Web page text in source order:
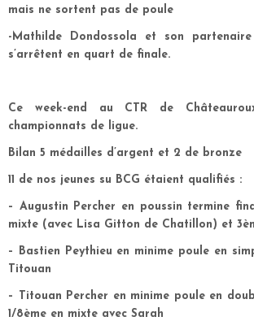
mais ne sortent pas de poule
-Mathilde Dondossola et son partenaire
s’arrêtent en quart de finale.
Ce week-end au CTR de
championnats de ligue.
Bilan 5 médailles d’argent et 2 de bronze
11 de nos jeunes su BCG étaient qualifiés :
– Augustin Percher en poussin termine
mixte (avec Lisa Gitton de Chatillon) et
– Bastien Peythieu en minime poule en
Titouan
– Titouan Percher en minime poule en
1/8ème en mixte avec Sarah